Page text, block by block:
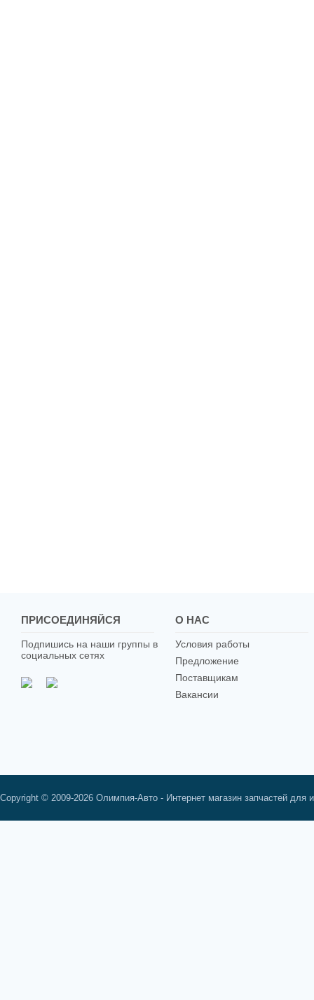
ПРИСОЕДИНЯЙСЯ
Подпишись на наши группы в
социальных сетях
О НАС
Условия работы
Предложение
Поставщикам
Вакансии
Copyright © 2009-2026 Олимпия-Авто - Интернет магазин запчастей для